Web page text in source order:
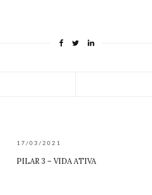
17/03/2021
PILAR 3 – VIDA ATIVA